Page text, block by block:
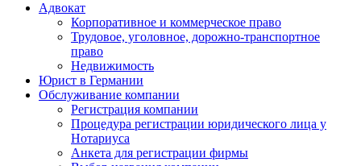
Адвокат
Корпоративное и коммерческое право
Трудовое, уголовное, дорожно-транспортное
право
Недвижимость
Юрист в Германии
Обслуживание компании
Регистрация компании
Процедура регистрации юридического лица у
Нотариуса
Анкета для регистрации фирмы